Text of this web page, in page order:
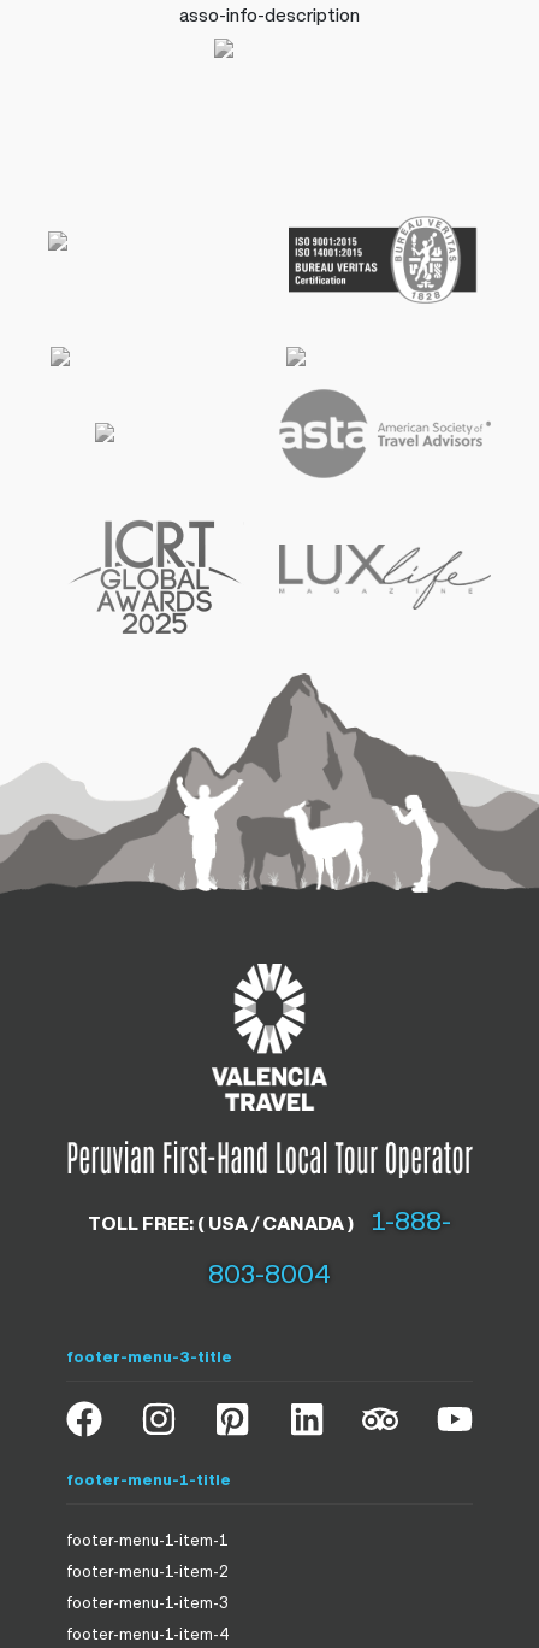
asso-info-description
footer-menu-1-title
footer-menu-1-item-1
footer-menu-1-item-2
footer-menu-1-item-3
footer-menu-1-item-4
TOLL FREE: ( USA / CANADA )
1-888-
803-8004
footer-menu-3-title